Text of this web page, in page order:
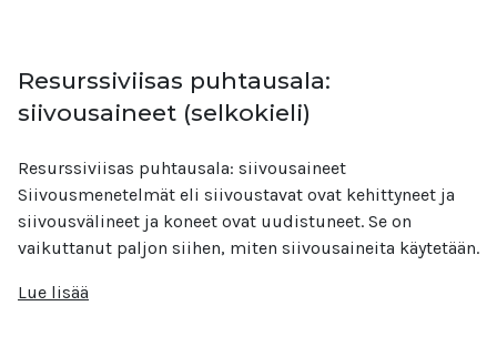
Resurssiviisas puhtausala:
siivousaineet (selkokieli)
Resurssiviisas puhtausala: siivousaineet
Siivousmenetelmät eli siivoustavat ovat kehittyneet ja
siivousvälineet ja koneet ovat uudistuneet. Se on
vaikuttanut paljon siihen, miten siivousaineita käytetään.
Lue lisää